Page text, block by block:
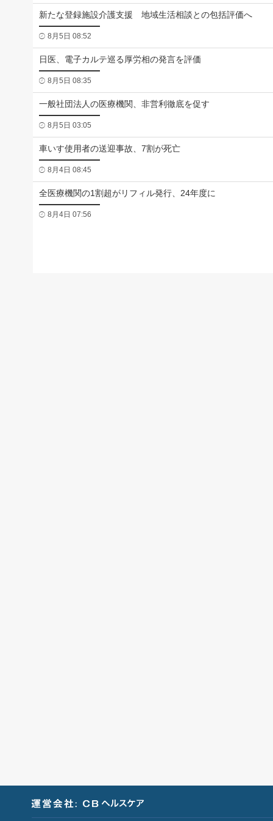
新たな登録施設介護支援 地域生活相談との包括評価へ
8月5日 08:52
日医、電子カルテ巡る厚労相の発言を評価
8月5日 08:35
一般社団法人の医療機関、非営利徹底を促す
8月5日 03:05
車いす使用者の送迎事故、7割が死亡
8月4日 08:45
全医療機関の1割超がリフィル発行、24年度に
8月4日 07:56